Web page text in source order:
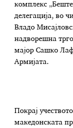
комплекс
делегација, во
Владо
надворешна
мајор Сашко
Армијата.
Покрај
македонската